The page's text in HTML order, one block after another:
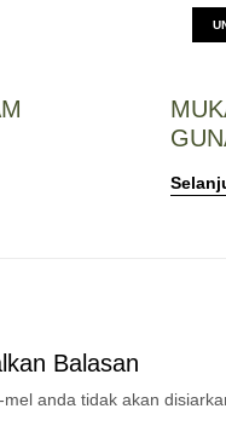
Balasan
anda tidak akan